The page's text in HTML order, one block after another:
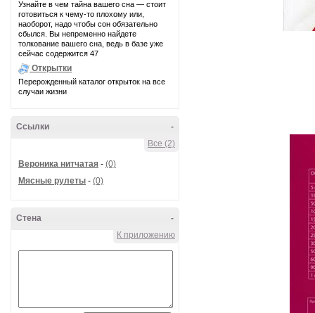
Узнайте в чем тайна вашего сна — стоит
готовиться к чему-то плохому или,
наоборот, надо чтобы сон обязательно
сбылся. Вы непременно найдете
толкование вашего сна, ведь в базе уже
сейчас содержится 47
Открытки
Перерожденный каталог открыток на все
случаи жизни
-
Ссылки
Все (2)
Вероника нитчатая - (0)
Мясные рулеты - (0)
-
Стена
К приложению